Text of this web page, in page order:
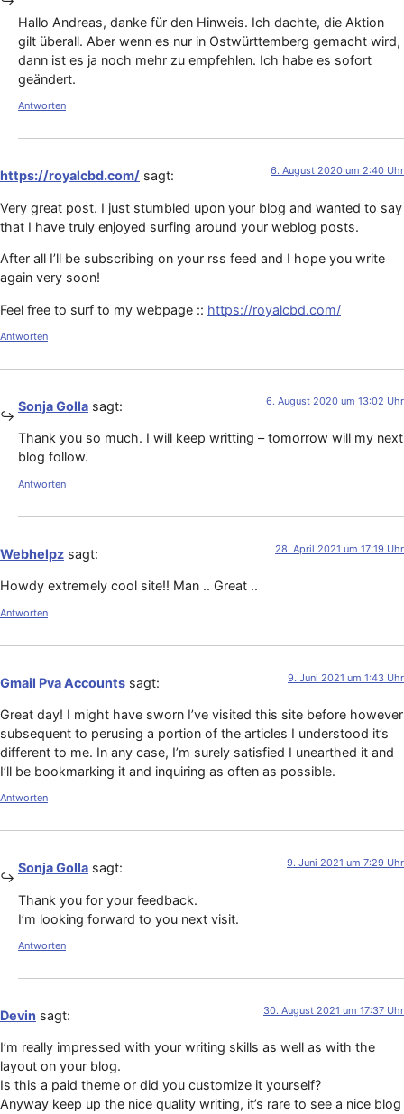
Hallo Andreas, danke für den Hinweis. Ich dachte, die Aktion
gilt überall. Aber wenn es nur in Ostwürttemberg gemacht wird,
dann ist es ja noch mehr zu empfehlen. Ich habe es sofort
geändert.
Antworten
https://royalcbd.com/ sagt: 6. August 2020 um 2:40 Uhr
Very great post. I just stumbled upon your blog and wanted to say
that I have truly enjoyed surfing around your weblog posts.
After all I’ll be subscribing on your rss feed and I hope you write
again very soon!
Feel free to surf to my webpage :: https://royalcbd.com/
Antworten
Sonja Golla sagt: 6. August 2020 um 13:02 Uhr
Thank you so much. I will keep writting – tomorrow will my next
blog follow.
Antworten
Webhelpz sagt: 28. April 2021 um 17:19 Uhr
Howdy extremely cool site!! Man .. Great ..
Antworten
Gmail Pva Accounts sagt: 9. Juni 2021 um 1:43 Uhr
Great day! I might have sworn I’ve visited this site before however
subsequent to perusing a portion of the articles I understood it’s
different to me. In any case, I’m surely satisfied I unearthed it and
I’ll be bookmarking it and inquiring as often as possible.
Antworten
Sonja Golla sagt: 9. Juni 2021 um 7:29 Uhr
Thank you for your feedback.
I’m looking forward to you next visit.
Antworten
Devin sagt: 30. August 2021 um 17:37 Uhr
I’m really impressed with your writing skills as well as with the
layout on your blog.
Is this a paid theme or did you customize it yourself?
Anyway keep up the nice quality writing, it’s rare to see a nice blog